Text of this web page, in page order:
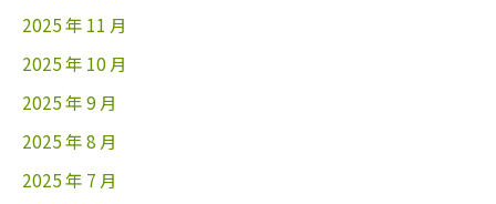
2025 年 11 月
2025 年 10 月
2025 年 9 月
2025 年 8 月
2025 年 7 月